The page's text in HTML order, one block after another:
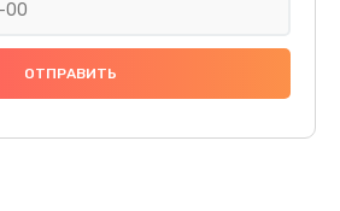
Сбор/Разбор
1490 руб.